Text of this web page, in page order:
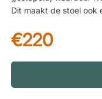
Dit maakt de stoel ook
zijn, of waar de
gegalvaniseerd staal
gegalvaniseerd staal
Dit geeft het meubel
en maakt het bestand
€220